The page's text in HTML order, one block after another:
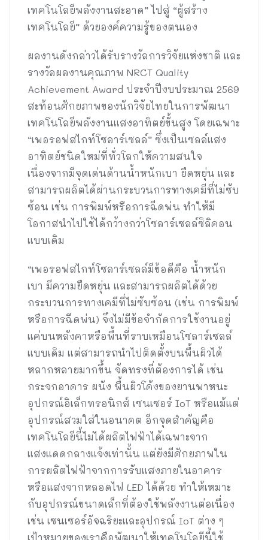
เทคโนโลยีพลังงานสะอาด” ไปสู่ “ผู้สร้าง
เทคโนโลยี” ด้วยองค์ความรู้ของตนเอง
ผลงานดังกล่าวได้รับรางวัลการวิจัยแห่งชาติ และ
รางวัลผลงานคุณภาพ NRCT Quality
Achievement Award ประจำปีงบประมาณ 2569
สะท้อนศักยภาพของนักวิจัยไทยในการพัฒนา
เทคโนโลยีพลังงานแสงอาทิตย์ขั้นสูง โดยเฉพาะ
“เพอรอฟสไกท์โซลาร์เซลล์” ซึ่งเป็นเซลล์แสง
อาทิตย์ชนิดใหม่ที่ทั่วโลกให้ความสนใจ
เนื่องจากมีจุดเด่นด้านน้ำหนักเบา ยืดหยุ่น และ
สามารถผลิตได้ผ่านกระบวนการทางเคมีที่ไม่ซับ
ซ้อน เช่น การพิมพ์หรือการฉีดพ่น ทำให้มี
โอกาสนำไปใช้ได้กว้างกว่าโซลาร์เซลล์ซิลิคอน
แบบเดิม
“เพอรอฟสไกท์โซลาร์เซลล์มีข้อดีคือ น้ำหนัก
เบา มีความยืดหยุ่น และสามารถผลิตได้ด้วย
กระบวนการทางเคมีที่ไม่ซับซ้อน (เช่น การพิมพ์
หรือการฉีดพ่น) จึงไม่มีข้อจำกัดการใช้งานอยู่
แค่บนหลังคาหรือพื้นที่ราบเหมือนโซลาร์เซลล์
แบบเดิม แต่สามารถนำไปติดตั้งบนพื้นผิวได้
หลากหลายมากขึ้น จัดทรงที่ต้องการได้ เช่น
กระจกอาคาร ผนัง พื้นผิวโค้งของยานพาหนะ
อุปกรณ์อิเล็กทรอนิกส์ เซนเซอร์ IoT หรือแม้แต่
อุปกรณ์สวมใส่ในอนาคต อีกจุดสำคัญคือ
เทคโนโลยีนี้ไม่ได้ผลิตไฟฟ้าได้เฉพาะจาก
แสงแดดกลางแจ้งเท่านั้น แต่ยังมีศักยภาพใน
การผลิตไฟฟ้าจากการรับแสงภายในอาคาร
หรือแสงจากหลอดไฟ LED ได้ด้วย ทำให้เหมาะ
กับอุปกรณ์ขนาดเล็กที่ต้องใช้พลังงานต่อเนื่อง
เช่น เซนเซอร์อัจฉริยะและอุปกรณ์ IoT ต่าง ๆ
เป้าหมายของเราคือพัฒนาให้เทคโนโลยีนี้ใช้